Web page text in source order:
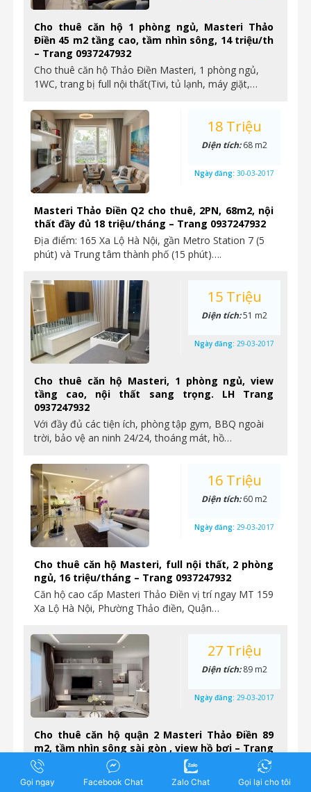
Cho thuê căn hộ 1 phòng ngủ, Masteri Thảo
Điền 45 m2 tầng cao, tầm nhìn sông, 14 triệu/th
– Trang 0937247932
Cho thuê căn hộ Thảo Điền Masteri, 1 phòng ngủ,
1WC, trang bị full nội thất(Tivi, tủ lạnh, máy giặt,…
Masteri Thảo Điền Q2 cho thuê, 2PN, 68m2, nội
thất đầy đủ 18 triệu/tháng – Trang 0937247932
Địa điểm: 165 Xa Lộ Hà Nội, gần Metro Station 7 (5
phút) và Trung tâm thành phố (15 phút)….
18 Triệu
Diện tích:68 m2
Ngày đăng: 30-03-2017
Cho thuê căn hộ Masteri, 1 phòng ngủ, view
tầng cao, nội thất sang trọng. LH Trang
0937247932
Với đầy đủ các tiện ích, phòng tập gym, BBQ ngoài
trời, bảo vệ an ninh 24/24, thoáng mát, hồ…
15 Triệu
Diện tích:51 m2
Ngày đăng: 29-03-2017
Cho thuê căn hộ Masteri, full nội thất, 2 phòng
ngủ, 16 triệu/tháng – Trang 0937247932
Căn hộ cao cấp Masteri Thảo Điền vị trí ngay MT 159
Xa Lộ Hà Nội, Phường Thảo điền, Quận…
16 Triệu
Diện tích:60 m2
Ngày đăng: 29-03-2017
Cho thuê căn hộ quận 2 Masteri Thảo Điền 89
m2, tầm nhìn sông sài gòn , view hồ bơi – Trang
0937247932
Cho thuê căn hộ Masteri Thảo Điền quận 2 89 m2,
27 Triệu
Diện tích:89 m2
Ngày đăng: 29-03-2017
Gọi ngay Facebook Chat Zalo Chat Gọi lại cho tôi